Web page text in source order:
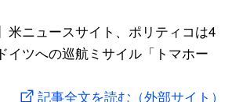
米ニュースサイト、ポリティコは4
イツへの巡航ミサイル「トマホー
記事全文を読む（外部サイト）